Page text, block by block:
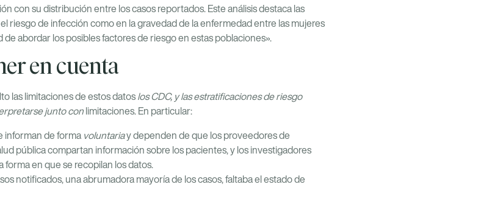
con su distribución entre los casos reportados. Este análisis destaca las
riesgo de infección como en la gravedad de la enfermedad entre las mujeres
de abordar los posibles factores de riesgo en estas poblaciones».
en cuenta
las limitaciones de estos datos los CDC, y las estratificaciones de riesgo
junto con limitaciones. En particular:
informan de forma voluntariay dependen de que los proveedores de
pública compartan información sobre los pacientes, y los investigadores
forma en que se recopilan los datos.
notificados, una abrumadora mayoría de los casos, faltaba el estado de